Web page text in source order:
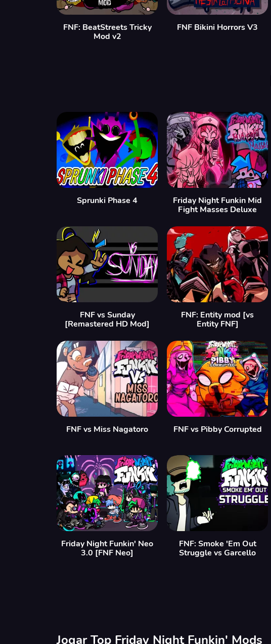
FNF: BeatStreets Tricky
Mod v2
FNF Bikini Horrors V3
Sprunki Phase 4
Friday Night Funkin Mid
Fight Masses Deluxe
FNF vs Sunday
[Remastered HD Mod]
FNF: Entity mod [vs
Entity FNF]
FNF vs Miss Nagatoro FNF vs Pibby Corrupted
Friday Night Funkin' Neo
3.0 [FNF Neo]
FNF: Smoke 'Em Out
Struggle vs Garcello
Jogar Top Friday Night Funkin' Mods